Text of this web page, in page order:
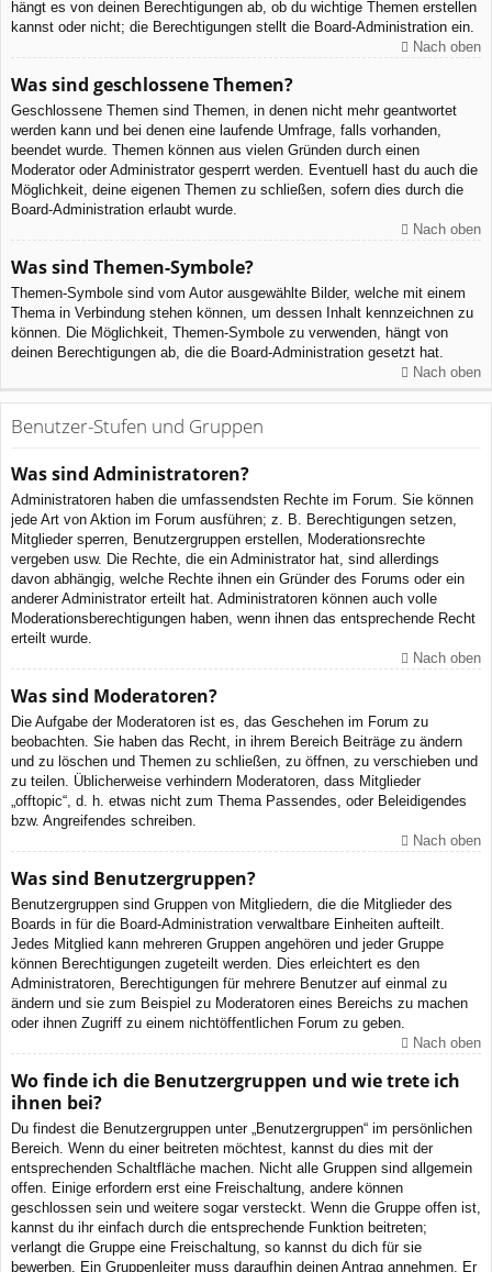
hängt es von deinen Berechtigungen ab, ob du wichtige Themen erstellen
kannst oder nicht; die Berechtigungen stellt die Board-Administration ein.
Nach oben
Was sind geschlossene Themen?
Geschlossene Themen sind Themen, in denen nicht mehr geantwortet
werden kann und bei denen eine laufende Umfrage, falls vorhanden,
beendet wurde. Themen können aus vielen Gründen durch einen
Moderator oder Administrator gesperrt werden. Eventuell hast du auch die
Möglichkeit, deine eigenen Themen zu schließen, sofern dies durch die
Board-Administration erlaubt wurde.
Nach oben
Was sind Themen-Symbole?
Themen-Symbole sind vom Autor ausgewählte Bilder, welche mit einem
Thema in Verbindung stehen können, um dessen Inhalt kennzeichnen zu
können. Die Möglichkeit, Themen-Symbole zu verwenden, hängt von
deinen Berechtigungen ab, die die Board-Administration gesetzt hat.
Nach oben
Benutzer-Stufen und Gruppen
Was sind Administratoren?
Administratoren haben die umfassendsten Rechte im Forum. Sie können
jede Art von Aktion im Forum ausführen; z. B. Berechtigungen setzen,
Mitglieder sperren, Benutzergruppen erstellen, Moderationsrechte
vergeben usw. Die Rechte, die ein Administrator hat, sind allerdings
davon abhängig, welche Rechte ihnen ein Gründer des Forums oder ein
anderer Administrator erteilt hat. Administratoren können auch volle
Moderationsberechtigungen haben, wenn ihnen das entsprechende Recht
erteilt wurde.
Nach oben
Was sind Moderatoren?
Die Aufgabe der Moderatoren ist es, das Geschehen im Forum zu
beobachten. Sie haben das Recht, in ihrem Bereich Beiträge zu ändern
und zu löschen und Themen zu schließen, zu öffnen, zu verschieben und
zu teilen. Üblicherweise verhindern Moderatoren, dass Mitglieder
„offtopic“, d. h. etwas nicht zum Thema Passendes, oder Beleidigendes
bzw. Angreifendes schreiben.
Nach oben
Was sind Benutzergruppen?
Benutzergruppen sind Gruppen von Mitgliedern, die die Mitglieder des
Boards in für die Board-Administration verwaltbare Einheiten aufteilt.
Jedes Mitglied kann mehreren Gruppen angehören und jeder Gruppe
können Berechtigungen zugeteilt werden. Dies erleichtert es den
Administratoren, Berechtigungen für mehrere Benutzer auf einmal zu
ändern und sie zum Beispiel zu Moderatoren eines Bereichs zu machen
oder ihnen Zugriff zu einem nichtöffentlichen Forum zu geben.
Nach oben
Wo finde ich die Benutzergruppen und wie trete ich
ihnen bei?
Du findest die Benutzergruppen unter „Benutzergruppen“ im persönlichen
Bereich. Wenn du einer beitreten möchtest, kannst du dies mit der
entsprechenden Schaltfläche machen. Nicht alle Gruppen sind allgemein
offen. Einige erfordern erst eine Freischaltung, andere können
geschlossen sein und weitere sogar versteckt. Wenn die Gruppe offen ist,
kannst du ihr einfach durch die entsprechende Funktion beitreten;
verlangt die Gruppe eine Freischaltung, so kannst du dich für sie
bewerben. Ein Gruppenleiter muss daraufhin deinen Antrag annehmen. Er